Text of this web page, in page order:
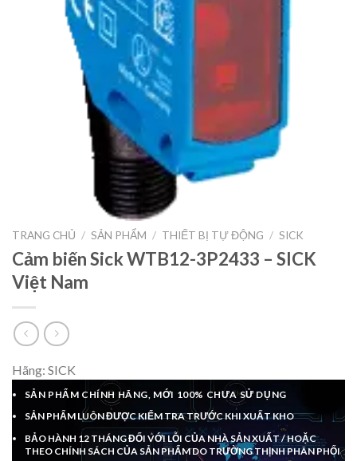
TRANG CHỦ / SẢN PHẨM / THIẾT BỊ TỰ ĐỘNG / SICK
Cảm biến Sick WTB12-3P2433 – SICK
Việt Nam
Hãng: SICK
SẢN PHẨM CHÍNH HÃNG, MỚI 100% CHƯA SỬ DỤNG
SẢN PHẨM LUÔN ĐƯỢC KIỂM TRA TRƯỚC KHI XUẤT KHO
BẢO HÀNH 12 THÁNG ĐỐI VỚI LỖI CỦA NHÀ SẢN XUẤT / HOẶC
THEO CHÍNH SÁCH CỦA SẢN PHẨM DO TRƯỜNG THỊNH PHÂN PHỐI